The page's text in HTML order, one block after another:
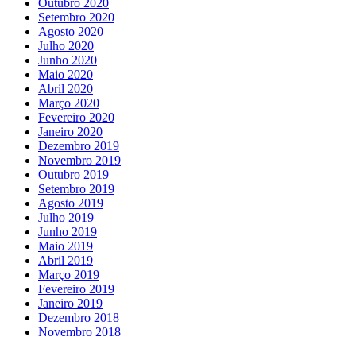
Outubro 2020
Setembro 2020
Agosto 2020
Julho 2020
Junho 2020
Maio 2020
Abril 2020
Março 2020
Fevereiro 2020
Janeiro 2020
Dezembro 2019
Novembro 2019
Outubro 2019
Setembro 2019
Agosto 2019
Julho 2019
Junho 2019
Maio 2019
Abril 2019
Março 2019
Fevereiro 2019
Janeiro 2019
Dezembro 2018
Novembro 2018